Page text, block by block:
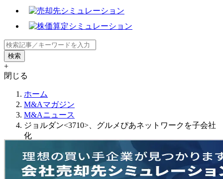
+
閉じる
ホーム
M&Aマガジン
M&Aニュース
ジョルダン<3710>、グルメぴあネットワークを子会社
化